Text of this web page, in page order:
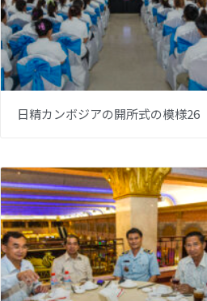
日精カンボジアの開所式の模様26